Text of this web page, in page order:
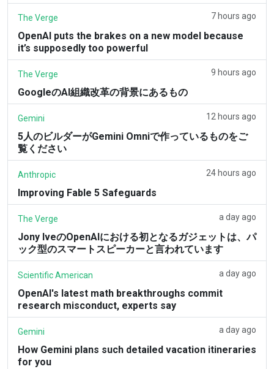
The Verge 7 hours ago
OpenAI puts the brakes on a new model because
it’s supposedly too powerful
The Verge 9 hours ago
GoogleのAI組織改革の背景にあるもの
Gemini 12 hours ago
5人のビルダーがGemini Omniで作っているものをご
覧ください
Anthropic 24 hours ago
Improving Fable 5 Safeguards
The Verge a day ago
Jony IveのOpenAIにおける初となるガジェットは、パ
ック型のスマートスピーカーと言われています
Scientific American a day ago
OpenAI's latest math breakthroughs commit
research misconduct, experts say
Gemini a day ago
How Gemini plans such detailed vacation itineraries
for you